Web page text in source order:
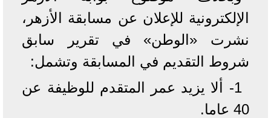
الإلكترونية للإعلان عن مسابقة الأزهر،
نشرت «الوطن» في تقرير سابق
شروط التقديم في المسابقة وتشمل:
1- ألا يزيد عمر المتقدم للوظيفة عن
40 عاما.